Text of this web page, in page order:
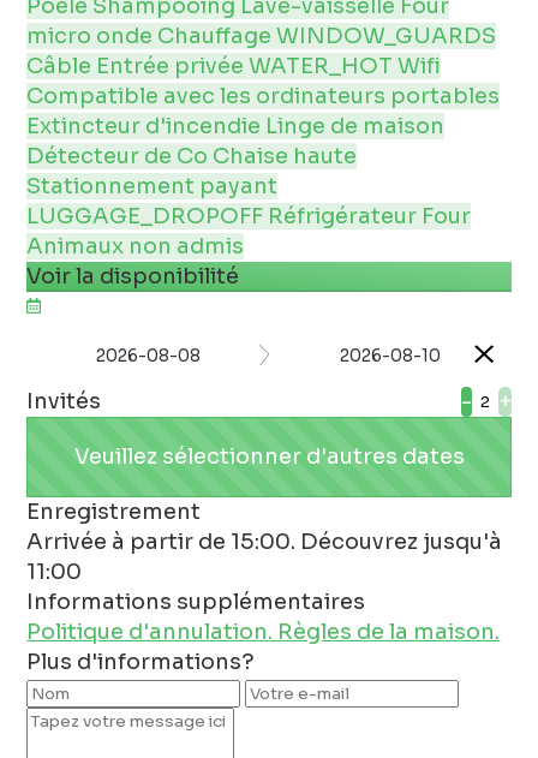
Poêle Shampooing Lave-vaisselle Four
micro onde ChauffageWINDOW_GUARDS
Câble Entrée privéeWATER_HOTWifi
Compatible avec les ordinateurs portables
Extincteur d'incendie Linge de maison
Détecteur de Co Chaise haute
Stationnement payant
LUGGAGE_DROPOFF Réfrigérateur Four
Animaux non admis
Voir la disponibilité
2026-08-08 2026-08-10
Invités - +
Veuillez sélectionner d'autres dates
Enregistrement
Arrivée à partir de 15:00. Découvrez jusqu'à
11:00
Informations supplémentaires
Politique d'annulation. Règles de la maison.
Plus d'informations?